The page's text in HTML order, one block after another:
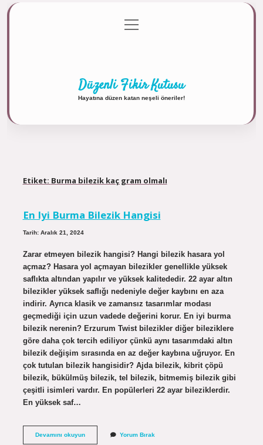
Gizlilik Politikası
menüyü
aç
Düzenli Fikir Kutusu
Hayatına düzen katan neşeli öneriler!
Etiket: Burma bilezik kaç gram olmalı
En Iyi Burma Bilezik Hangisi
Tarih: Aralık 21, 2024
Zarar etmeyen bilezik hangisi? Hangi bilezik hasara yol
açmaz? Hasara yol açmayan bilezikler genellikle yüksek
saflıkta altından yapılır ve yüksek kalitededir. 22 ayar altın
bilezikler yüksek saflığı nedeniyle değer kaybını en aza
indirir. Ayrıca klasik ve zamansız tasarımlar modası
geçmediği için uzun vadede değerini korur. En iyi burma
bilezik nerenin? Erzurum Twist bilezikler diğer bileziklere
göre daha çok tercih ediliyor çünkü aynı tasarımdaki altın
bilezik değişim sırasında en az değer kaybına uğruyor. En
çok tutulan bilezik hangisidir? Ajda bilezik, kibrit çöpü
bilezik, bükülmüş bilezik, tel bilezik, bitmemiş bilezik gibi
çeşitli isimleri vardır. En popülerleri 22 ayar bileziklerdir.
En yüksek saf…
Devamını okuyunEn
Yorum Bırak